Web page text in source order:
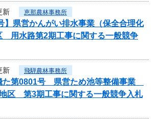
新 恵那農林事務所
】県営かんがい排水事業（保全合理化
水路第2期工事に関する一般競争
新 飛騨農林事務所
た第0801号 県営ため池等整備事業
区 第3期工事に関する一般競争入札